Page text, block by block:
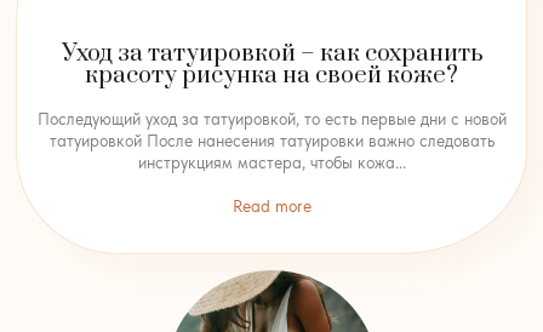
Уход за татуировкой – как сохранить
красоту рисунка на своей коже?
Последующий уход за татуировкой, то есть первые дни с новой
татуировкой После нанесения татуировки важно следовать
инструкциям мастера, чтобы кожа...
Read more